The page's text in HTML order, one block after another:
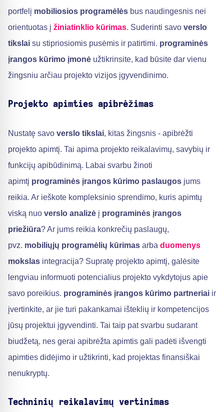
portfelį mobiliosios programėlės bus naudingesnis nei
orientuotas į žiniatinklio kūrimas. Suderinti savo verslo
tikslai su stipriosiomis pusėmis ir patirtimi. programinės
įrangos kūrimo įmonė užtikrinsite, kad būsite dar vienu
žingsniu arčiau projekto vizijos įgyvendinimo.
Projekto apimties apibrėžimas
Nustatę savo verslo tikslai, kitas žingsnis - apibrėžti
projekto apimtį. Tai apima projekto reikalavimų, savybių ir
funkcijų apibūdinimą. Labai svarbu žinoti
apimtį programinės įrangos kūrimo paslaugos jums
reikia. Ar ieškote kompleksinio sprendimo, kuris apimtų
viską nuo verslo analizė į programinės įrangos
priežiūra? Ar jums reikia konkrečių paslaugų,
pvz. mobiliųjų programėlių kūrimas arba duomenys
mokslas integracija? Supratę projekto apimtį, galėsite
lengviau informuoti potencialius projekto vykdytojus apie
savo poreikius. programinės įrangos kūrimo partneriai ir
įvertinkite, ar jie turi pakankamai išteklių ir kompetencijos
jūsų projektui įgyvendinti. Tai taip pat svarbu sudarant
biudžetą, nes gerai apibrėžta apimtis gali padėti išvengti
apimties didėjimo ir užtikrinti, kad projektas finansiškai
nenukryptų.
Techninių reikalavimų vertinimas